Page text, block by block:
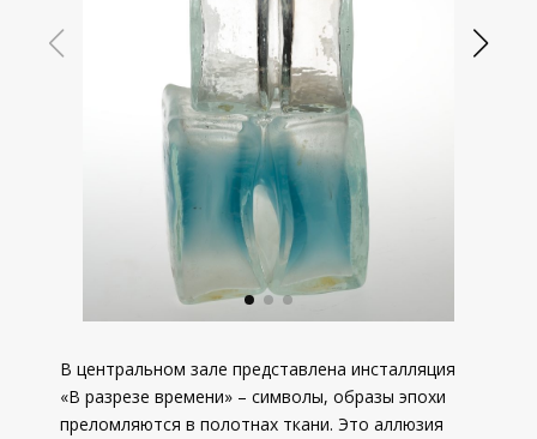
В центральном зале представлена инсталляция
«В разрезе времени» – символы, образы эпохи
преломляются в полотнах ткани. Это аллюзия